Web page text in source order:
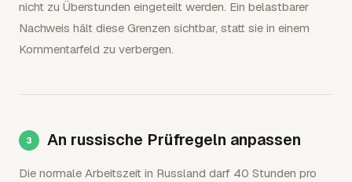
nicht zu Überstunden eingeteilt werden. Ein belastbarer
Nachweis hält diese Grenzen sichtbar, statt sie in einem
Kommentarfeld zu verbergen.
An russische Prüfregeln anpassen
Die normale Arbeitszeit in Russland darf 40 Stunden pro